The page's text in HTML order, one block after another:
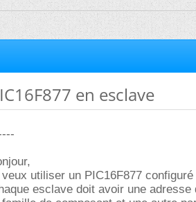
en esclave
veux utiliser un PIC16F877
esclave doit avoir une